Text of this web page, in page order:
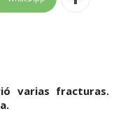
varias fracturas.